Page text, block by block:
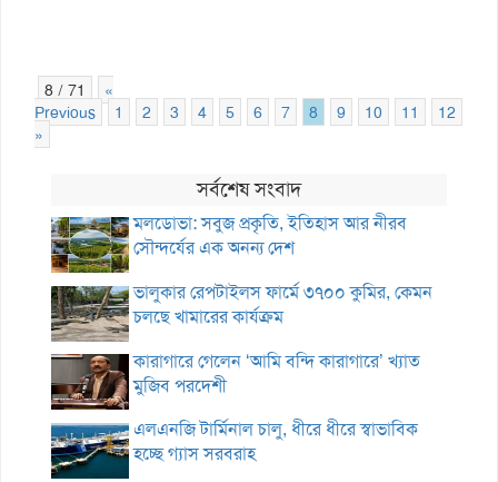
8 / 71
«
Previous
1 2 3 4 5 6 7 8 9 10 11 12
»
সর্বশেষ সংবাদ
মলডোভা: সবুজ প্রকৃতি, ইতিহাস আর নীরব
সৌন্দর্যের এক অনন্য দেশ
ভালুকার রেপটাইলস ফার্মে ৩৭০০ কুমির, কেমন
চলছে খামারের কার্যক্রম
কারাগারে গেলেন ‘আমি বন্দি কারাগারে’ খ্যাত
মুজিব পরদেশী
এলএনজি টার্মিনাল চালু, ধীরে ধীরে স্বাভাবিক
হচ্ছে গ্যাস সরবরাহ